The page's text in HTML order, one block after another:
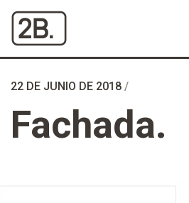
Contenido
22 DE JUNIO DE 2018 /
Fachada.